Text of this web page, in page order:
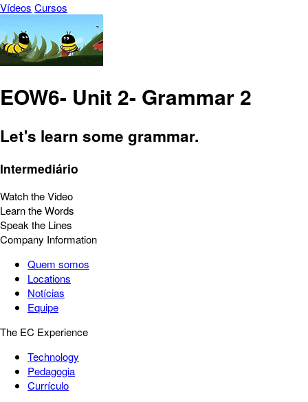
Vídeos Cursos
EOW6- Unit 2- Grammar 2
Let's learn some grammar.
Intermediário
Watch the Video
Learn the Words
Speak the Lines
Company Information
Quem somos
Locations
Notícias
Equipe
The EC Experience
Technology
Pedagogia
Currículo